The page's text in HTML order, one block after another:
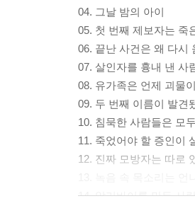
04. 그날 밤의 아이
05. 첫 번째 제보자는 죽
06. 끝난 사건은 왜 다시
07. 살인자를 흉내 낸 사
08. 유가족은 언제 괴물
09. 두 번째 이름이 발견
10. 침묵한 사람들은 모
11. 죽었어야 할 증인이
12. 진짜 모방자는 따로
14. 알리바이를 만든 사